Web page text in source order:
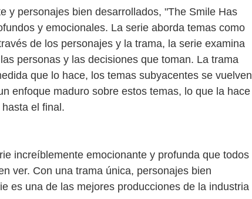
y personajes bien desarrollados, "The Smile Has
y emocionales. La serie aborda temas como
de los personajes y la trama, la serie examina
personas y las decisiones que toman. La trama
que lo hace, los temas subyacentes se vuelven
enfoque maduro sobre estos temas, lo que la hace
el final.
increíblemente emocionante y profunda que todos
ver. Con una trama única, personajes bien
es una de las mejores producciones de la industria